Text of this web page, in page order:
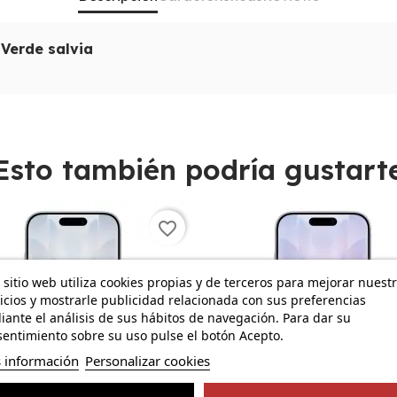
salvia
Sistema operativo instalado iOS 26 y unaCapacidad
El modelo de procesador es
Apple A19 , con una
Verde salvia no decepciona. Con unaResolución
de 18 MP, los usuarios podrán capturar imágenes
f/s con Dolby Vision.
también podría
favorite_border
sitio web utiliza cookies propias y de terceros para mejorar
y mostrarle publicidad relacionada con sus preferencias
el análisis de sus hábitos de navegación. Para dar su
sobre su uso pulse el botón Acepto.
información Personalizar cookies